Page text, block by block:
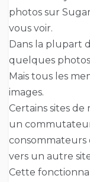
photos sur
vous voir.
Dans la plupart
quelques
Mais tous les
images.
Certains sites
un
consommateurs
vers un autre
Cette